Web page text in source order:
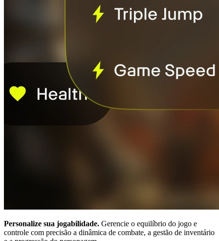
Personalize sua jogabilidade. Gerencie o equilíbrio do jogo e
controle com precisão a dinâmica de combate, a gestão de inventário